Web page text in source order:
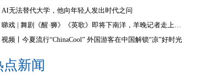
AI无法替代大学，他向年轻人发出时代之问
睇戏 | 舞剧《醒·狮》《英歌》即将下南洋，羊晚记者走上舞台体验白金狮头
视频丨今夏流行“ChinaCool” 外国游客在中国解锁“凉”好时光
点新闻